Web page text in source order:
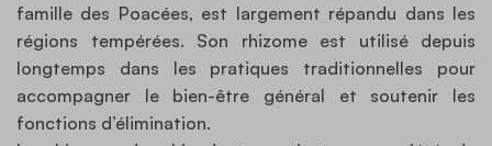
famille des Poacées, est largement répandu dans les
régions tempérées. Son rhizome est utilisé depuis
longtemps dans les pratiques traditionnelles pour
accompagner le bien-être général et soutenir les
fonctions d’élimination.